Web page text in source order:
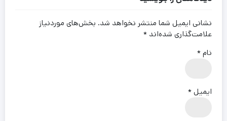
نشانی ایمیل شما منتشر نخواهد شد. بخش‌های موردنیاز
علامت‌گذاری شده‌اند *
نام*
ایمیل*